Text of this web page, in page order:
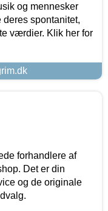
og mennesker
deres spontanitet,
værdier. Klik her for
forhandlere af
Det er din
og de originale